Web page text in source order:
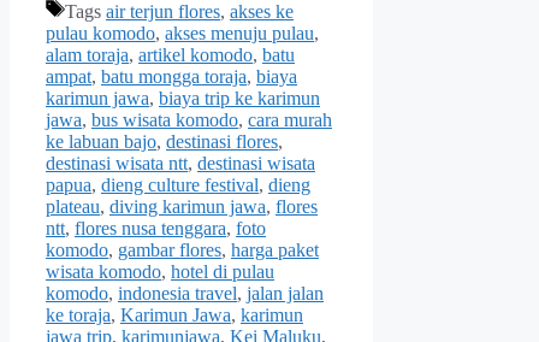
Tags air terjun flores, akses ke
pulau komodo, akses menuju pulau,
alam toraja, artikel komodo, batu
ampat, batu mongga toraja, biaya
karimun jawa, biaya trip ke karimun
jawa, bus wisata komodo, cara murah
ke labuan bajo, destinasi flores,
destinasi wisata ntt, destinasi wisata
papua, dieng culture festival, dieng
plateau, diving karimun jawa, flores
ntt, flores nusa tenggara, foto
komodo, gambar flores, harga paket
wisata komodo, hotel di pulau
komodo, indonesia travel, jalan jalan
ke toraja, Karimun Jawa, karimun
jawa trip, karimunjawa, Kei Maluku,